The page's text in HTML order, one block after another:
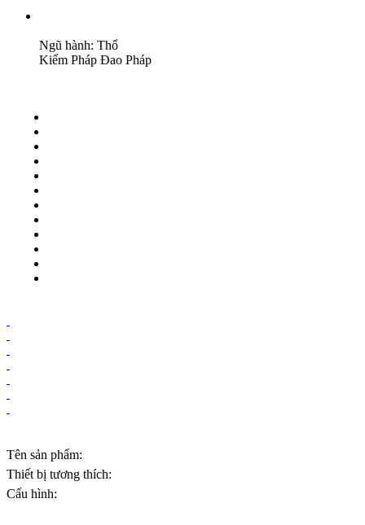
Ngũ hành: Thổ
Kiếm Pháp Đao Pháp
Tên sản phẩm:
Thiết bị tương thích:
Cấu hình: